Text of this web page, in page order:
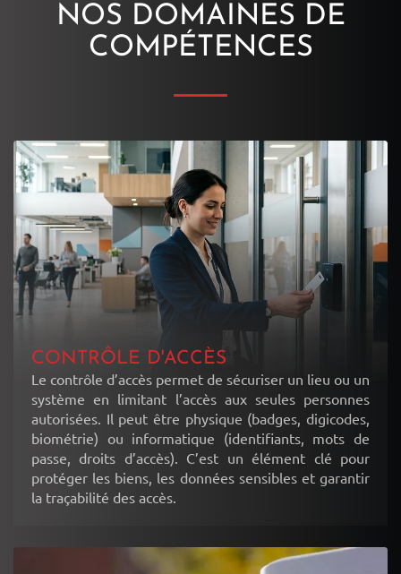
NOS DOMAINES DE
COMPÉTENCES
CONTRÔLE D'ACCÈS
Le contrôle d’accès permet de sécuriser un lieu ou un
système en limitant l’accès aux seules personnes
autorisées. Il peut être physique (badges, digicodes,
biométrie) ou informatique (identifiants, mots de
passe, droits d’accès). C’est un élément clé pour
protéger les biens, les données sensibles et garantir
la traçabilité des accès.